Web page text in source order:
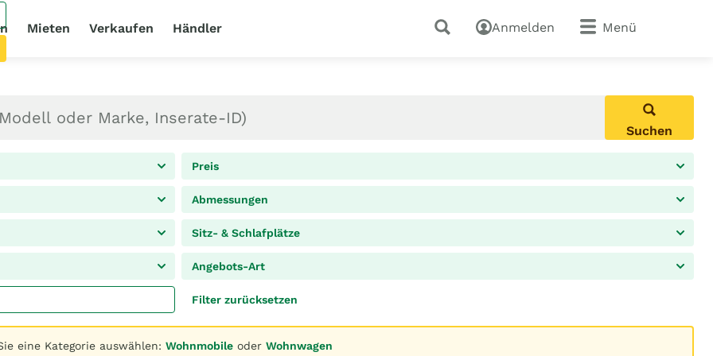
Mieten Verkaufen Händler Anmelden Menü
Suchen
Preis
Abmessungen
Sitz- & Schlafplätze
Angebots-Art
Filter zurücksetzen
eine Kategorie auswählen: Wohnmobile oder Wohnwagen